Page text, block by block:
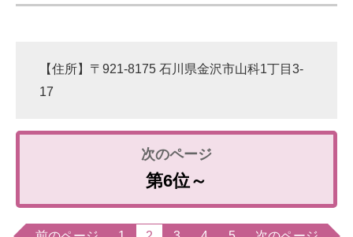
【住所】〒921-8175 石川県金沢市山科1丁目3-
17
第6位～